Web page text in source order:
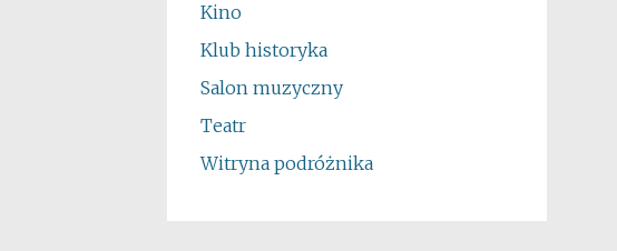
Kino
Klub historyka
Salon muzyczny
Teatr
Witryna podróżnika